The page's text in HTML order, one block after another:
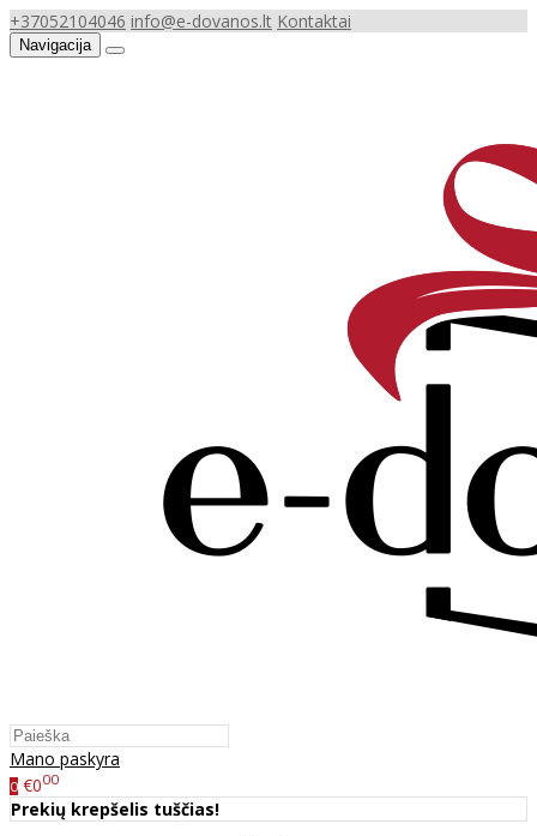
+37052104046 info@e-dovanos.lt Kontaktai
Navigacija
Mano paskyra
0 €000
Prekių krepšelis tuščias!